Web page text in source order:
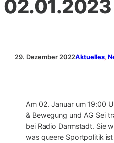
02.01.2023
29. Dezember 2022Aktuelles,
Am 02. Januar um 19:00
& Bewegung und AG Sei
bei Radio Darmstadt. Sie
was queere Sportpolitik